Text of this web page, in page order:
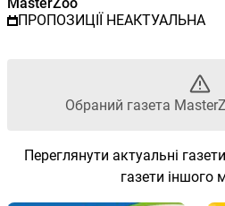
ПРОПОЗИЦІЇ НЕАКТУАЛЬНА
Обраний газета
Переглянути актуальні
газети іншого